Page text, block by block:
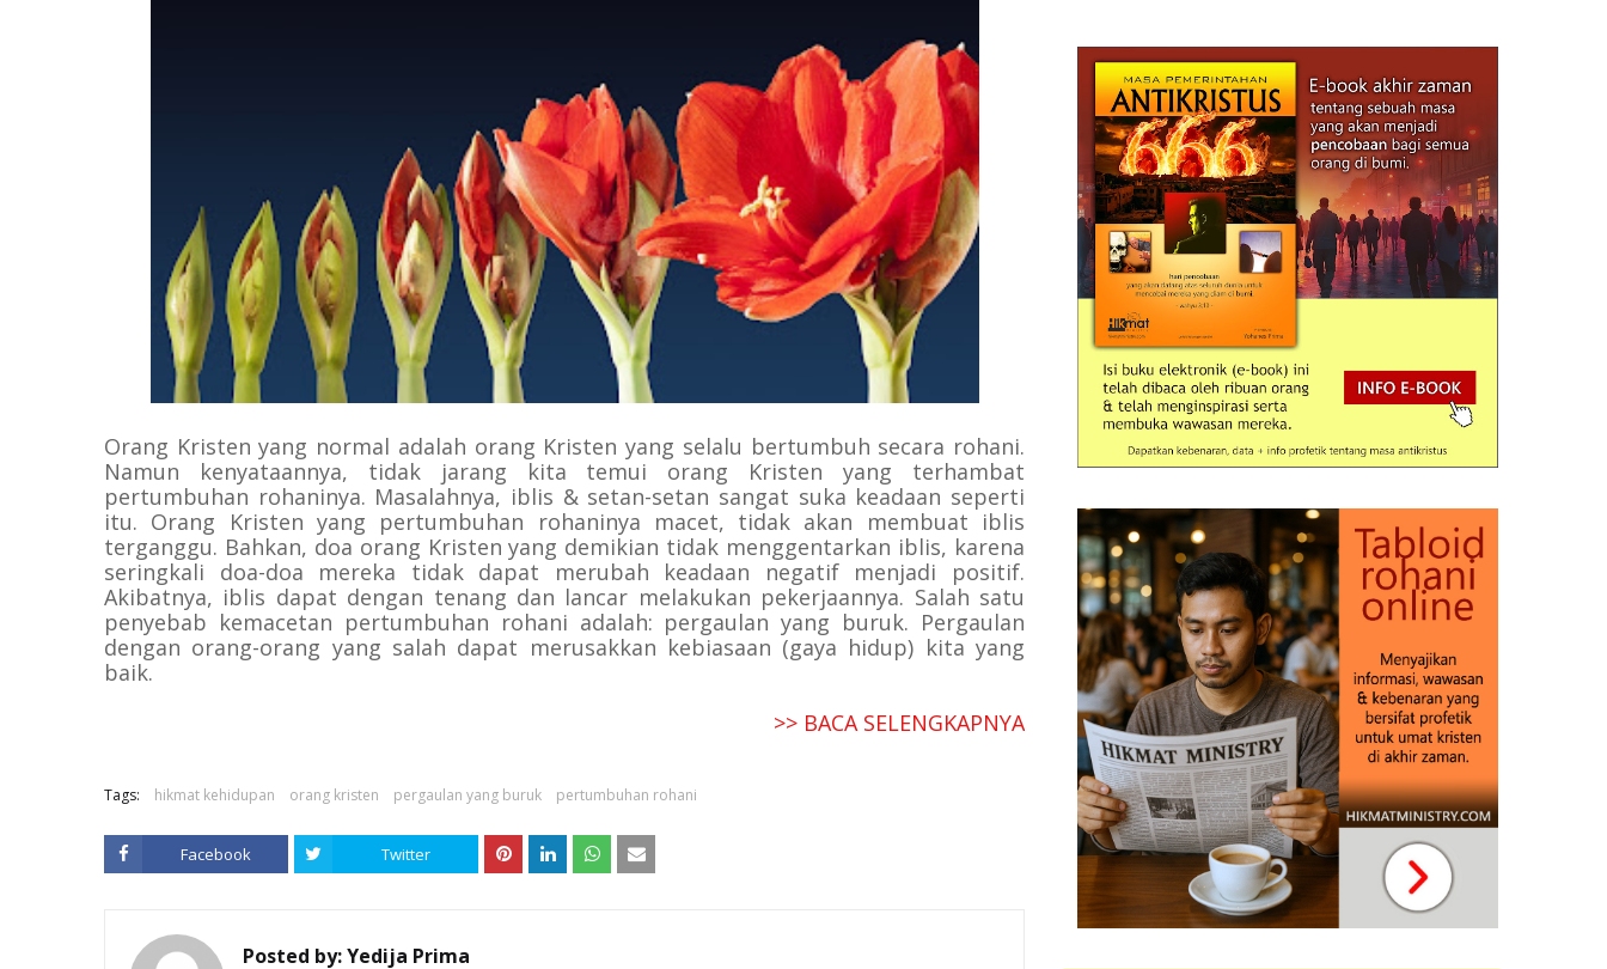
Orang Kristen yang normal adalah orang Kristen yang selalu bertumbuh secara rohani.
Namun kenyataannya, tidak jarang kita temui orang Kristen yang terhambat
pertumbuhan rohaninya. Masalahnya, iblis & setan-setan sangat suka keadaan seperti
itu. Orang Kristen yang pertumbuhan rohaninya macet, tidak akan membuat iblis
terganggu. Bahkan, doa orang Kristen yang demikian tidak menggentarkan iblis, karena
seringkali doa-doa mereka tidak dapat merubah keadaan negatif menjadi positif.
Akibatnya, iblis dapat dengan tenang dan lancar melakukan pekerjaannya. Salah satu
penyebab kemacetan pertumbuhan rohani adalah: pergaulan yang buruk. Pergaulan
dengan orang-orang yang salah dapat merusakkan kebiasaan (gaya hidup) kita yang
baik.
>> BACA SELENGKAPNYA
Tags: hikmat kehidupan orang kristen pergaulan yang buruk pertumbuhan rohani
Facebook Twitter
Posted by:Yedija Prima